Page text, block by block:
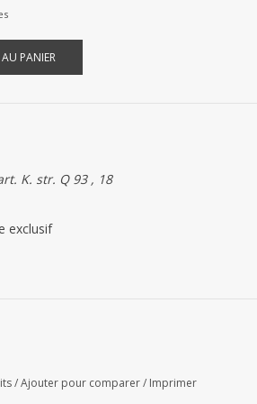
PANIER
K. str. Q 93 , 18
exclusif
extrêmement résistant au boulochage,
/Ajouter pour comparer/ Imprimer